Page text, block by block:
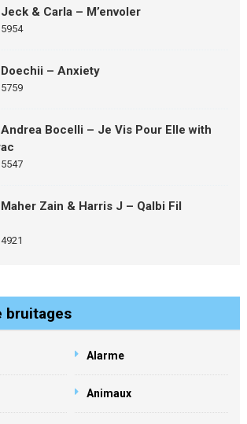
& Carla – M’envoler
– Anxiety
Bocelli – Je Vis Pour Elle with
Zain & Harris J – Qalbi Fil
bruitages
Alarme
Animaux